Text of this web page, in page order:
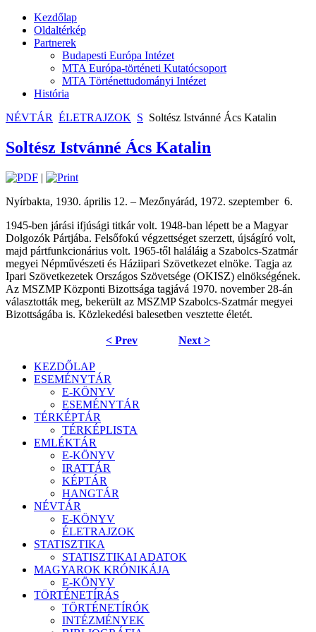
Kezdőlap
Oldaltérkép
Partnerek
Budapesti Európa Intézet
MTA Európa-történeti Kutatócsoport
MTA Történettudományi Intézet
História
NÉVTÁR ÉLETRAJZOK S Soltész Istvánné Ács Katalin
Soltész Istvánné Ács Katalin
|
Nyírbakta, 1930. április 12. – Mezőnyárád, 1972. szeptember 6.
1945-ben járási ifjúsági titkár volt. 1948-ban lépett be a Magyar
Dolgozók Pártjába. Felsőfokú végzettséget szerzett, újságíró volt,
majd pártfunkcionárius volt. 1965-től haláláig a Szabolcs-Szatmár
megyei Népművészeti és Háziipari Szövetkezet elnöke. Tagja az
Ipari Szövetkezetek Országos Szövetsége (OKISZ) elnökségének.
Az MSZMP Központi Bizottsága tagjává 1970. november 28-án
választották meg, bekerült az MSZMP Szabolcs-Szatmár megyei
Bizottságába is. Közlekedési balesetben vesztette életét.
< Prev Next >
KEZDŐLAP
ESEMÉNYTÁR
E-KÖNYV
ESEMÉNYTÁR
TÉRKÉPTÁR
TÉRKÉPLISTA
EMLÉKTÁR
E-KÖNYV
IRATTÁR
KÉPTÁR
HANGTÁR
NÉVTÁR
E-KÖNYV
ÉLETRAJZOK
STATISZTIKA
STATISZTIKAI ADATOK
MAGYAROK KRÓNIKÁJA
E-KÖNYV
TÖRTÉNETÍRÁS
TÖRTÉNETÍRÓK
INTÉZMÉNYEK